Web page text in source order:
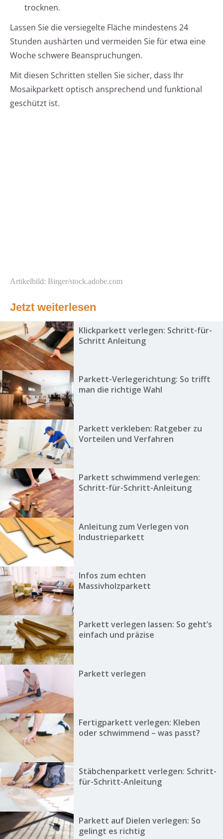
trocknen.
Lassen Sie die versiegelte Fläche mindestens 24
Stunden aushärten und vermeiden Sie für etwa eine
Woche schwere Beanspruchungen.
Mit diesen Schritten stellen Sie sicher, dass Ihr
Mosaikparkett optisch ansprechend und funktional
geschützt ist.
Artikelbild: Birger/stock.adobe.com
Jetzt weiterlesen
Klickparkett verlegen: Schritt-für-
Schritt Anleitung
Parkett-Verlegerichtung: So trifft
man die richtige Wahl
Parkett verkleben: Ratgeber zu
Vorteilen und Verfahren
Parkett schwimmend verlegen:
Schritt-für-Schritt-Anleitung
Anleitung zum Verlegen von
Industrieparkett
Infos zum echten
Massivholzparkett
Parkett verlegen lassen: So geht’s
einfach und präzise
Parkett verlegen
Fertigparkett verlegen: Kleben
oder schwimmend – was passt?
Stäbchenparkett verlegen: Schritt-
für-Schritt-Anleitung
Parkett auf Dielen verlegen: So
gelingt es richtig